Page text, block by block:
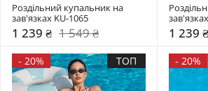
Роздільний купальник на
зав'язках KU-1065
1 239 ₴ 1 549 ₴ 1 239 ₴
- 20% ТОП - 20%